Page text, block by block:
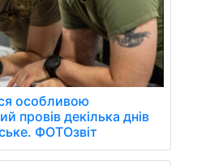
особливою
провів декілька днів
ФОТОзвіт